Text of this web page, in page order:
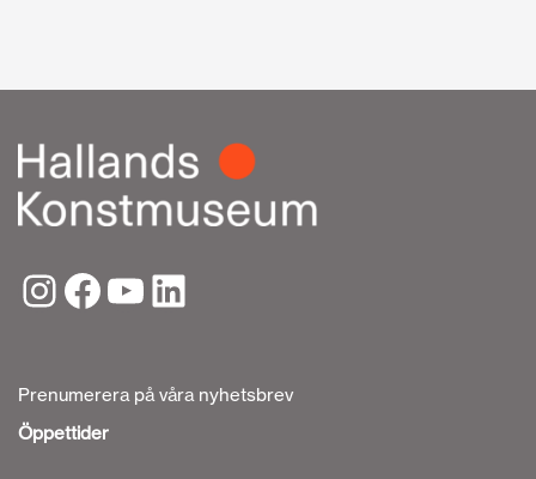
Prenumerera på våra nyhetsbrev
Öppettider